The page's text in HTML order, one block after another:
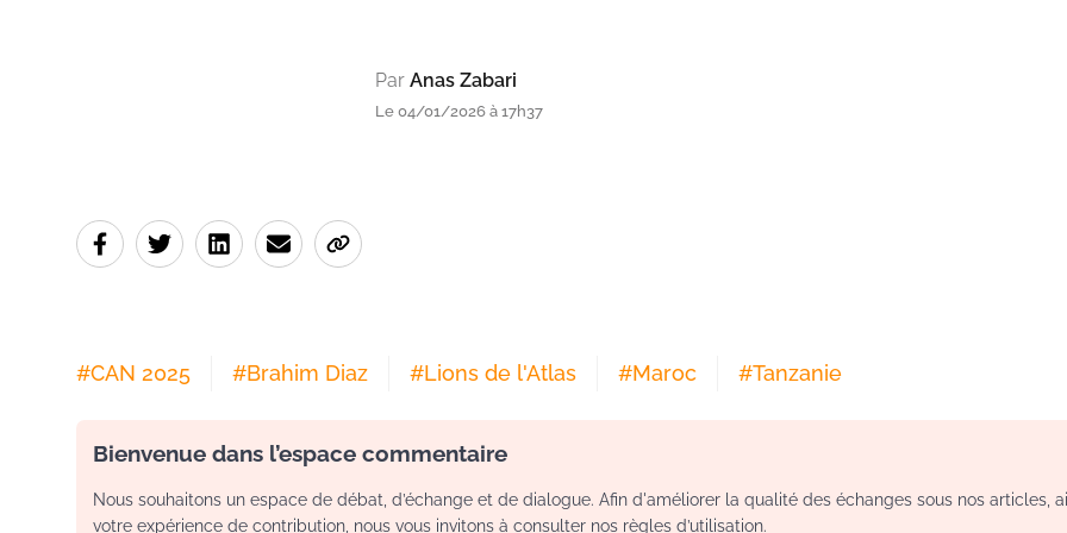
Par Anas Zabari
Le 04/01/2026 à 17h37
#CAN 2025 #Brahim Diaz #Lions de l'Atlas #Maroc #Tanzanie
Bienvenue dans l’espace commentaire
Nous souhaitons un espace de débat, d’échange et de dialogue. Afin d'améliorer la qualité des échanges sous nos articles,
votre expérience de contribution, nous vous invitons à consulter nos règles d’utilisation.